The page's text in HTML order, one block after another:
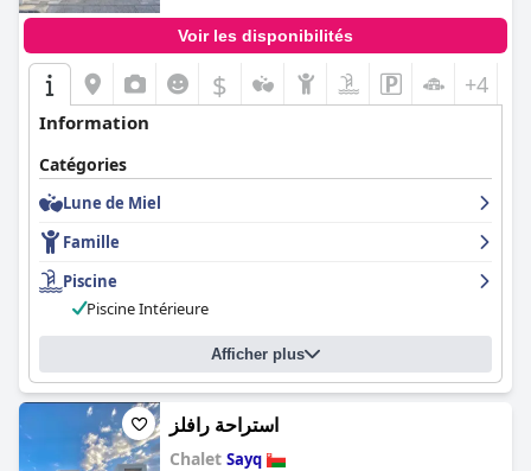
Voir les disponibilités
$ +4
Information
Catégories
Lune de Miel
Famille
Piscine
Piscine Intérieure
Afficher plus
استراحة رافلز
Chalet Sayq